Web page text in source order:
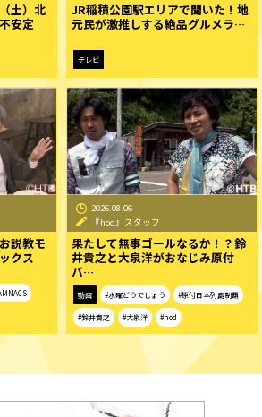
土）北
安定
JR稲積公園駅エリアで聞いた！地
元民が激推しする絶品グルメラ…
テレビ
説教モ
クス
2026.08.06
『hod』スタッフ
果たして無事ゴールなるか！？鈴
井貴之と大泉洋がおなじみ原付
バ…
動画 #水曜どうでしょう #原付日本列島制覇
#鈴井貴之 #大泉洋 #hod